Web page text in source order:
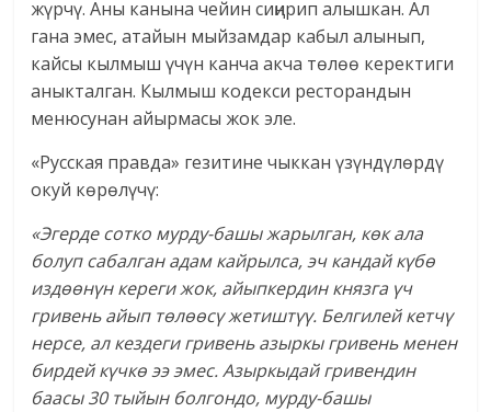
жүрчү. Аны канына чейин сиңирип алышкан. Ал
гана эмес, атайын мыйзамдар кабыл алынып,
кайсы кылмыш үчүн канча акча төлөө керектиги
аныкталган. Кылмыш кодекси ресторандын
менюсунан айырмасы жок эле.
«Русская правда» гезитине чыккан үзүндүлөрдү
окуй көрөлүчү:
«Эгерде сотко мурду-башы жарылган, көк ала
болуп сабалган адам кайрылса, эч кандай күбө
издөөнүн кереги жок, айыпкердин князга үч
гривень айып төлөөсү жетиштүү. Белгилей кетчү
нерсе, ал кездеги гривень азыркы гривень менен
бирдей күчкө ээ эмес. Азыркыдай гривендин
баасы 30 тыйын болгондо, мурду-башы